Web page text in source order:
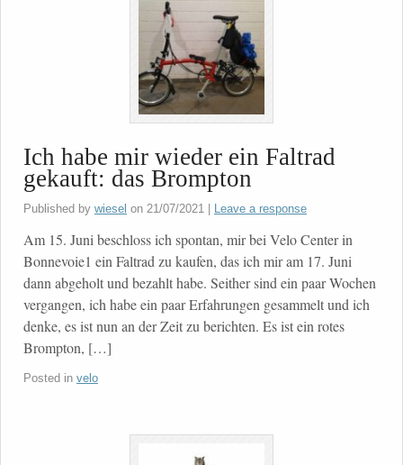
Ich habe mir wieder ein Faltrad
gekauft: das Brompton
Published by wiesel on 21/07/2021 Leave a response
Am 15. Juni beschloss ich spontan, mir bei Velo Center in
Bonnevoie1 ein Faltrad zu kaufen, das ich mir am 17. Juni
dann abgeholt und bezahlt habe. Seither sind ein paar Wochen
vergangen, ich habe ein paar Erfahrungen gesammelt und ich
denke, es ist nun an der Zeit zu berichten. Es ist ein rotes
Brompton, […]
Posted in velo